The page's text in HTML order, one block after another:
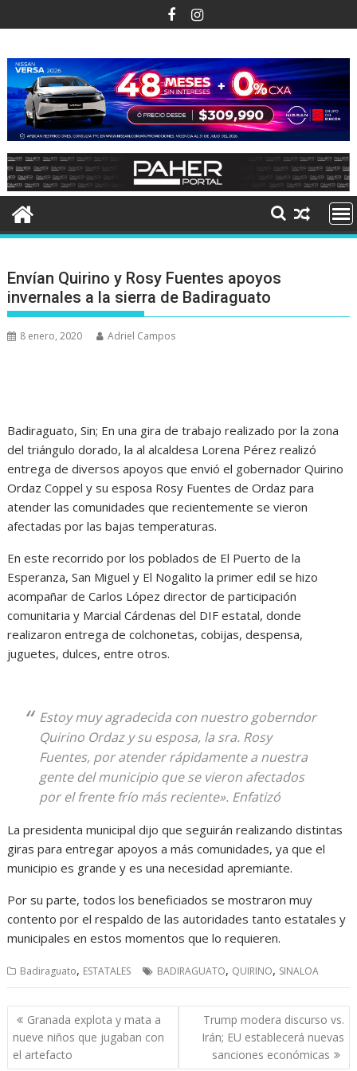
al
Envían Quirino y Rosy Fuentes apoyos
invernales a la sierra de Badiraguato
8 enero, 2020 Adriel Campos
Badiraguato, Sin; En una gira de trabajo realizado por la zona
del triángulo dorado, la al alcaldesa Lorena Pérez realizó
entrega de diversos apoyos que envió el gobernador Quirino
Ordaz Coppel y su esposa Rosy Fuentes de Ordaz para
atender las comunidades que recientemente se vieron
afectadas por las bajas temperaturas.
En este recorrido por los poblados de El Puerto de la
Esperanza, San Miguel y El Nogalito la primer edil se hizo
acompañar de Carlos López director de participación
comunitaria y Marcial Cárdenas del DIF estatal, donde
realizaron entrega de colchonetas, cobijas, despensa,
juguetes, dulces, entre otros.
Estoy muy agradecida con nuestro goberndor
Quirino Ordaz y su esposa, la sra. Rosy
Fuentes, por atender rápidamente a nuestra
gente del municipio que se vieron afectados
por el frente frío más reciente». Enfatizó
La presidenta municipal dijo que seguirán realizando distintas
giras para entregar apoyos a más comunidades, ya que el
municipio es grande y es una necesidad apremiante.
Por su parte, todos los beneficiados se mostraron muy
contento por el respaldo de las autoridades tanto estatales y
municipales en estos momentos que lo requieren.
Badiraguato, ESTATALES BADIRAGUATO, QUIRINO, SINALOA
Navegación
de
entradas
Granada explota y mata a
nueve niños que jugaban con
el artefacto
Trump modera discurso vs.
Irán; EU establecerá nuevas
sanciones económicas